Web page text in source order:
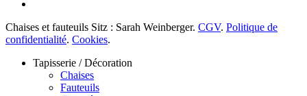
Chaises et fauteuils Sitz : Sarah Weinberger. CGV. Politique de
confidentialité. Cookies.
FermerTapisserie / Décoration
Chaises
Fauteuils